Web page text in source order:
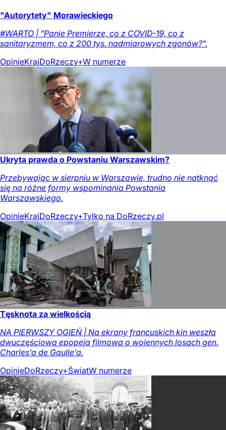
"Autorytety" Morawieckiego
#WARTO | "Panie Premierze, co z COVID-19, co z
sanitaryzmem, co z 200 tys. nadmiarowych zgonów?".
OpinieKrajDoRzeczy+W numerze
Ukryta prawda o Powstaniu Warszawskim?
Przebywając w sierpniu w Warszawie, trudno nie natknąć
się na różne formy wspominania Powstania
Warszawskiego.
OpinieKrajDoRzeczy+Tylko na DoRzeczy.pl
Tęsknota za wielkością
NA PIERWSZY OGIEŃ | Na ekrany francuskich kin weszła
dwuczęściowa epopeja filmowa o wojennych losach gen.
Charles’a de Gaulle’a.
OpinieDoRzeczy+ŚwiatW numerze